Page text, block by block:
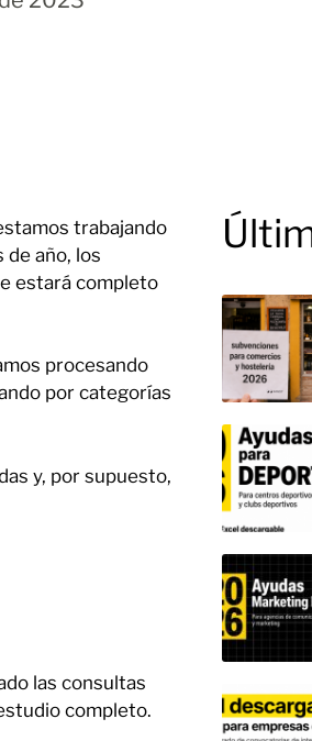
trabajando
de año, los
estará completo
procesando
por categorías
y, por supuesto,
las consultas
completo.